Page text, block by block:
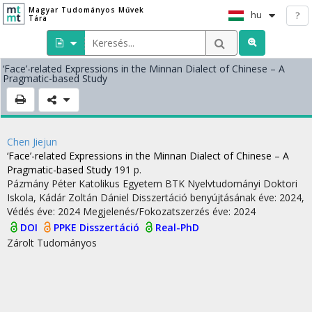
Magyar Tudományos Művek
Tára
hu ?
‘Face’-related Expressions in the Minnan Dialect of Chinese – A
Pragmatic-based Study
Chen Jiejun
‘Face’-related Expressions in the Minnan Dialect of Chinese – A
Pragmatic-based Study 191 p.
Pázmány Péter Katolikus Egyetem BTK Nyelvtudományi Doktori
Iskola, Kádár Zoltán Dániel Disszertáció benyújtásának éve: 2024,
Védés éve: 2024 Megjelenés/Fokozatszerzés éve: 2024
DOI
PPKE Disszertáció
Real-PhD
Zárolt Tudományos